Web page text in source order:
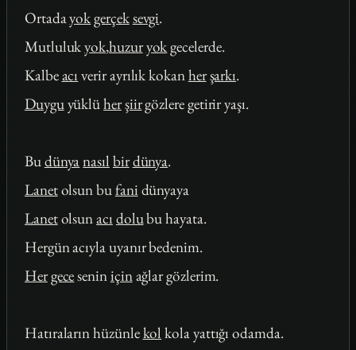
Ortadayokgerçeksevgi.
Mutlulukyok,huzuryokgecelerde.
Kalbeacı verir ayrılık kokanherşarkı.
Duyguyüklüherşiirgözlere getirir yaşı.
Budünyanasıl birdünya.
Lanetolsun bufani dünyaya
Lanetolsunacı dolubu hayata.
Hergün acıyla uyanır bedenim.
Hergeceseniniçinağlar gözlerim.
Hatıraların hüzünlekol kola yattığı odamda.